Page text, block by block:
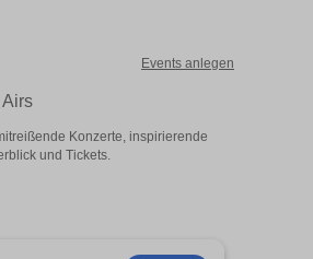
Events anlegen
Konzerte, inspirierende
und Tickets.